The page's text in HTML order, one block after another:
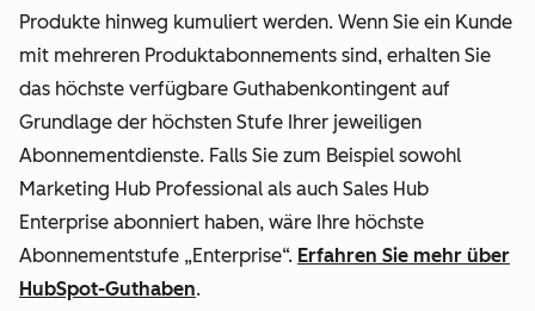
umfasst auch den
Zugriff auf die
Basislizenz.
Revenue-Lizenz
(früher Commerce-
Lizenz)
Gewährt
vollständigen
Zugriff auf Revenue
Nicht
verfügbar
Produkte hinweg kumuliert werden. Wenn Sie ein Kunde
mit mehreren Produktabonnements sind, erhalten Sie
das höchste verfügbare Guthabenkontingent auf
Grundlage der höchsten Stufe Ihrer jeweiligen
Abonnementdienste. Falls Sie zum Beispiel sowohl
Marketing Hub Professional als auch Sales Hub
Enterprise abonniert haben, wäre Ihre höchste
Abonnementstufe „Enterprise“. Erfahren Sie mehr über
HubSpot-Guthaben.